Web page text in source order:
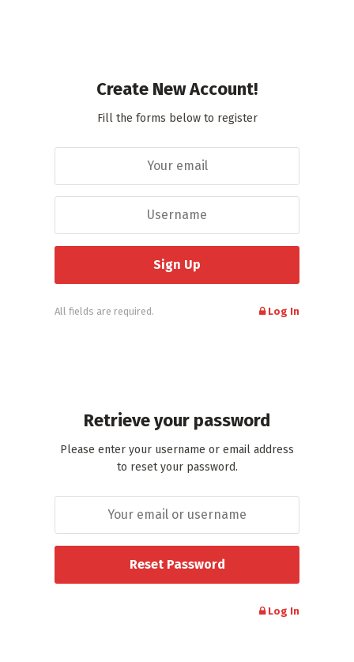
Create New Account!
Fill the forms below to register
All fields are required. Log In
Retrieve your password
Please enter your username or email address
to reset your password.
Log In